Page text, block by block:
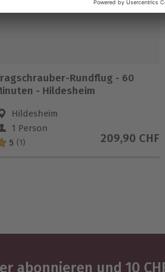
Rundflug - 60
- Hildesheim
Hildesheim
1 Person
5 (1) 209,90 CHF
abonnieren und 10